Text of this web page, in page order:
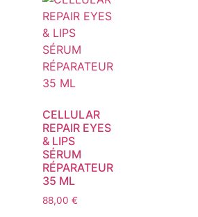
CELLULAR
REPAIR EYES
& LIPS
SÉRUM
RÉPARATEUR
35 ML
88,00 €